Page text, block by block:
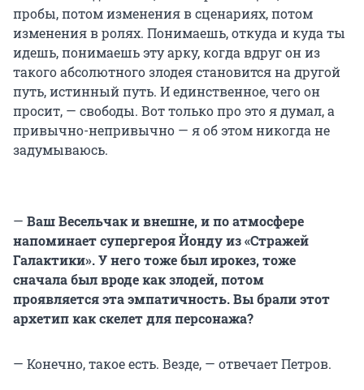
пробы, потом изменения в сценариях, потом
изменения в ролях. Понимаешь, откуда и куда ты
идешь, понимаешь эту арку, когда вдруг он из
такого абсолютного злодея становится на другой
путь, истинный путь. И единственное, чего он
просит, — свободы. Вот только про это я думал, а
привычно-непривычно — я об этом никогда не
задумываюсь.
— Ваш Весельчак и внешне, и по атмосфере
напоминает супергероя Йонду из «Стражей
Галактики». У него тоже был ирокез, тоже
сначала был вроде как злодей, потом
проявляется эта эмпатичность. Вы брали этот
архетип как скелет для персонажа?
— Конечно, такое есть. Везде, — отвечает Петров.